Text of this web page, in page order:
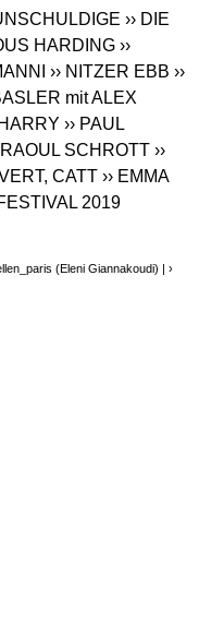
›› DIE
HARDING ››
›› NITZER EBB ››
mit ALEX
›› PAUL
RAOUL SCHROTT ››
CATT ›› EMMA
2019
(Eleni Giannakoudi) |›